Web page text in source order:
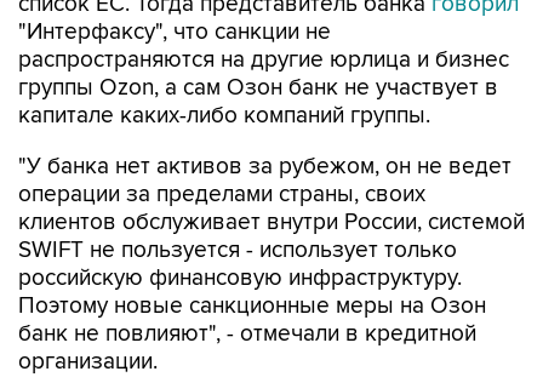
"Интерфаксу", что санкции не
распространяются на другие юрлица и бизнес
группы Ozon, а сам Озон банк не участвует в
капитале каких-либо компаний группы.
"У банка нет активов за рубежом, он не ведет
операции за пределами страны, своих
клиентов обслуживает внутри России, системой
SWIFT не пользуется - использует только
российскую финансовую инфраструктуру.
Поэтому новые санкционные меры на Озон
банк не повлияют", - отмечали в кредитной
организации.